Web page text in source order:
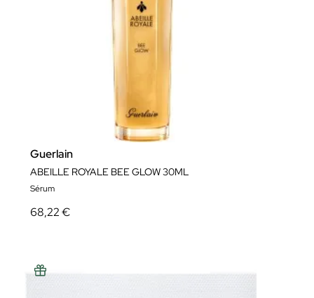
Guerlain
ABEILLE ROYALE BEE GLOW 30ML
Sérum
68,22 €